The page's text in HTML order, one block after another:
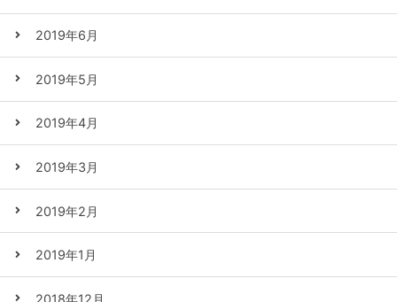
2019年6月
2019年5月
2019年4月
2019年3月
2019年2月
2019年1月
2018年12月